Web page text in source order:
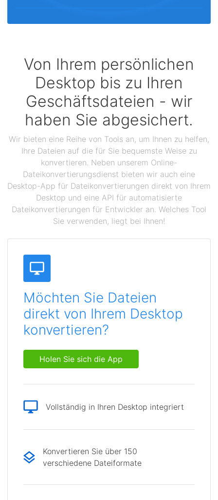
Von Ihrem persönlichen
Desktop bis zu Ihren
Geschäftsdateien - wir
haben Sie abgesichert.
Wir bieten eine Reihe von Tools an, um Ihnen zu helfen,
Ihre Dateien auf die für Sie bequemste Weise zu
konvertieren. Neben unserem Online-
Dateikonvertierungsdienst bieten wir auch eine
Desktop-App für Dateikonvertierungen direkt von Ihrem
Desktop und eine API für automatisierte
Dateikonvertierungen für Entwickler an. Welches Tool
Sie verwenden, liegt bei Ihnen!
Möchten Sie Dateien
direkt von Ihrem Desktop
konvertieren?
Holen Sie sich die App
Vollständig in Ihren Desktop integriert
Konvertieren Sie über 150
verschiedene Dateiformate